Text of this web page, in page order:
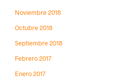
Noviembre 2018
Octubre 2018
Septiembre 2018
Febrero 2017
Enero 2017